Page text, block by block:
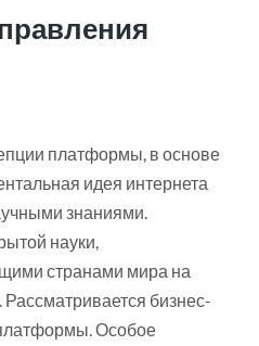
платформы, в основе
идея интернета
знаниями.
науки,
странами мира на
бизнес-
Особое